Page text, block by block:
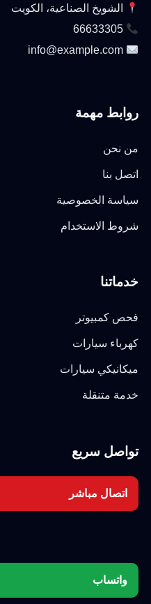
الشويخ الصناعية، الكويت
66633305
info@example.com
روابط مهمة
من نحن
اتصل بنا
سياسة الخصوصية
شروط الاستخدام
خدماتنا
فحص كمبيوتر
كهرباء سيارات
ميكانيكي سيارات
خدمة متنقلة
تواصل سريع
اتصال مباشر
واتساب